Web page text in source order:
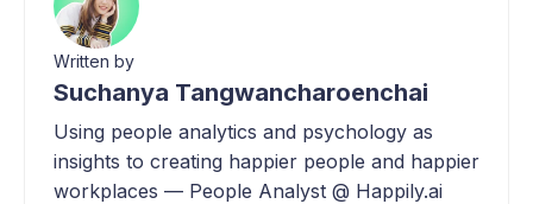
Written by
Suchanya Tangwancharoenchai
Using people analytics and psychology as
insights to creating happier people and happier
workplaces — People Analyst @ Happily.ai